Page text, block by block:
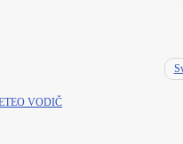
VODIČ